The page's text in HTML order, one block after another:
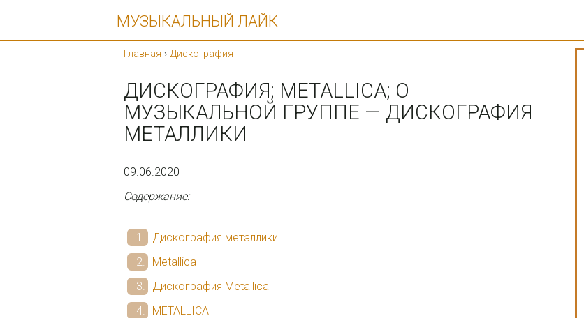
МУЗЫКАЛЬНЫЙ ЛАЙК
Главная ›Дискография
ДИСКОГРАФИЯ; METALLICA; О
МУЗЫКАЛЬНОЙ ГРУППЕ — ДИСКОГРАФИЯ
МЕТАЛЛИКИ
09.06.2020
Содержание:
Дискография металлики
Metallica
Дискография Metallica
METALLICA